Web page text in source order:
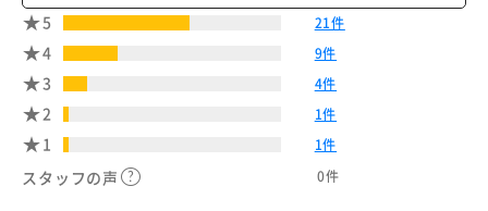
5 21件
4 9件
3 4件
2 1件
1 1件
スタッフの声 0件